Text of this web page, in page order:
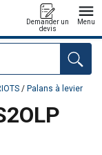
Demander un
devis
Menu
/ Palans à levier